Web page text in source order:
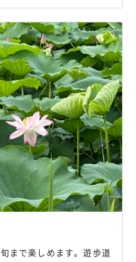
まで楽しめます。遊歩道